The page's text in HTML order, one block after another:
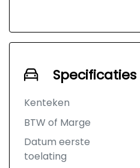
Specificaties
Kenteken
BTW of Marge
Datum eerste
toelating